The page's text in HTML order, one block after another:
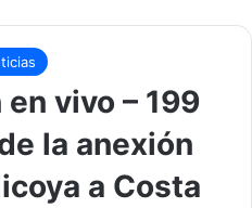
vivo – 199
la anexión
a Costa